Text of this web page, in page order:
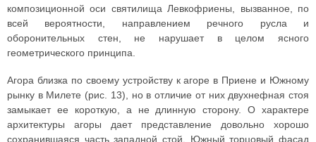
композиционной оси святилища Левкофриены, вызванное, по
всей вероятности, направлением речного русла и
оборонительных стен, не нарушает в целом ясного
геометрического принципа.
Агора близка по своему устройству к агоре в Приене и Южному
рынку в Милете (рис. 13), но в отличие от них двухнефная стоя
замыкает ее короткую, а не длинную сторону. О характере
архитектуры агоры дает представление довольно хорошо
сохранившаяся часть западной стой. Южный торцовый фасад